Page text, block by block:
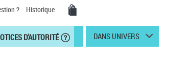
? Historique
D'AUTORITÉ DANS UNIVERS